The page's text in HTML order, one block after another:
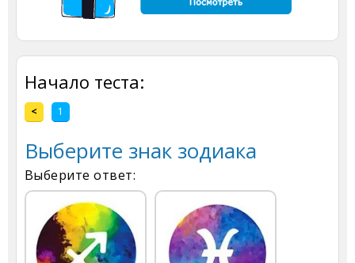
Начало теста:
< 1
Выберите знак зодиака
Выберите ответ: